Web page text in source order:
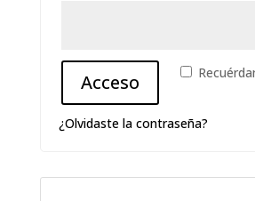
Acceso
¿Olvidaste la contraseña?